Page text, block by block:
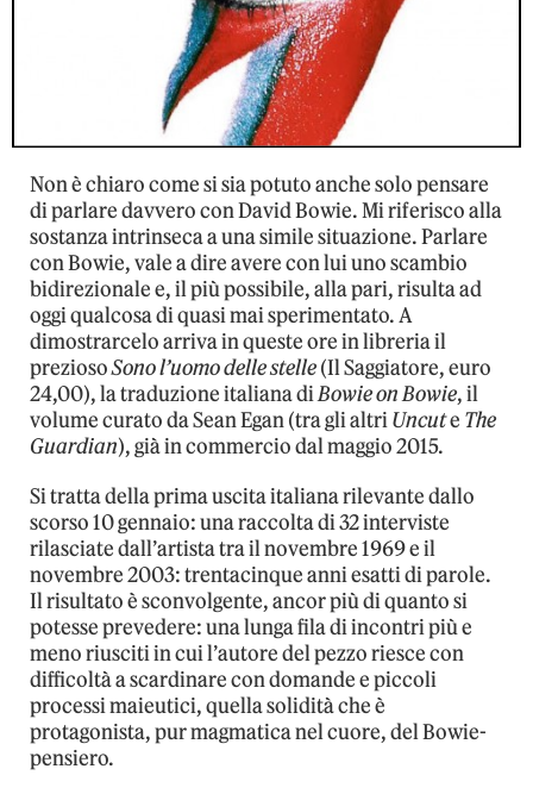
Non è chiaro come si sia potuto anche solo pensare
di parlare davvero con David Bowie. Mi riferisco alla
sostanza intrinseca a una simile situazione. Parlare
con Bowie, vale a dire avere con lui uno scambio
bidirezionale e, il più possibile, alla pari, risulta ad
oggi qualcosa di quasi mai sperimentato. A
dimostrarcelo arriva in queste ore in libreria il
preziosoSono l’uomo delle stelle(Il Saggiatore, euro
24,00), la traduzione italiana diBowie on Bowie, il
volume curato da Sean Egan (tra gli altriUncute The
Guardian), già in commercio dal maggio 2015.
Si tratta della prima uscita italiana rilevante dallo
scorso 10 gennaio: una raccolta di 32 interviste
rilasciate dall’artista tra il novembre 1969 e il
novembre 2003: trentacinque anni esatti di parole.
Il risultato è sconvolgente, ancor più di quanto si
potesse prevedere: una lunga fila di incontri più e
meno riusciti in cui l’autore del pezzo riesce con
difficoltà a scardinare con domande e piccoli
processi maieutici, quella solidità che è
protagonista, pur magmatica nel cuore, del Bowie-
pensiero.